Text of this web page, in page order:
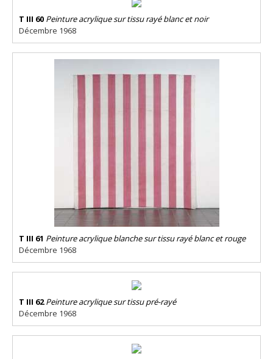
T III 60 Peinture acrylique sur tissu rayé blanc et noir
Décembre 1968
T III 61 Peinture acrylique blanche sur tissu rayé blanc et rouge
Décembre 1968
T III 62 Peinture acrylique sur tissu pré-rayé
Décembre 1968